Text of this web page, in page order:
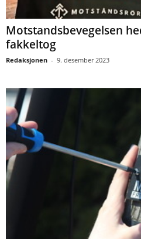
Motstandsbevegelsen
fakkeltog
Redaksjonen - 9. desember 2023